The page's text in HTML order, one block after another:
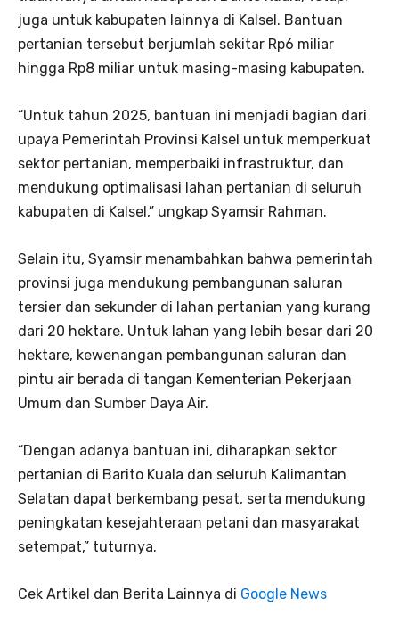
juga untuk kabupaten lainnya di Kalsel. Bantuan
pertanian tersebut berjumlah sekitar Rp6 miliar
hingga Rp8 miliar untuk masing-masing kabupaten.
“Untuk tahun 2025, bantuan ini menjadi bagian dari
upaya Pemerintah Provinsi Kalsel untuk memperkuat
sektor pertanian, memperbaiki infrastruktur, dan
mendukung optimalisasi lahan pertanian di seluruh
kabupaten di Kalsel,” ungkap Syamsir Rahman.
Selain itu, Syamsir menambahkan bahwa pemerintah
provinsi juga mendukung pembangunan saluran
tersier dan sekunder di lahan pertanian yang kurang
dari 20 hektare. Untuk lahan yang lebih besar dari 20
hektare, kewenangan pembangunan saluran dan
pintu air berada di tangan Kementerian Pekerjaan
Umum dan Sumber Daya Air.
“Dengan adanya bantuan ini, diharapkan sektor
pertanian di Barito Kuala dan seluruh Kalimantan
Selatan dapat berkembang pesat, serta mendukung
peningkatan kesejahteraan petani dan masyarakat
setempat,” tuturnya.
Cek Artikel dan Berita Lainnya di Google News